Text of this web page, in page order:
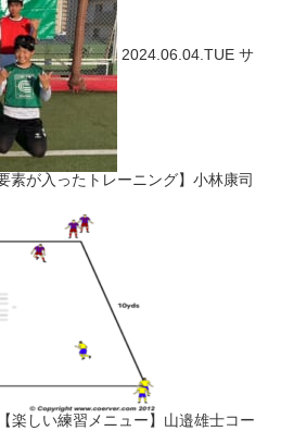
2024.06.04.TUE サ
素が入ったトレーニング】小林康司
【楽しい練習メニュー】山邉雄士コー